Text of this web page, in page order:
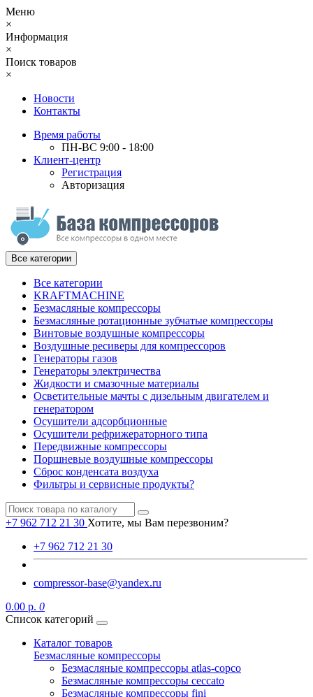
Меню
×
Информация
×
Поиск товаров
×
Новости
Контакты
Время работы
ПН-ВС 9:00 - 18:00
Клиент-центр
Регистрация
Авторизация
Все категории
Все категории
KRAFTMACHINE
Безмасляные компрессоры
Безмасляные ротационные зубчатые компрессоры
Винтовые воздушные компрессоры
Воздушные ресиверы для компрессоров
Генераторы газов
Генераторы электричества
Жидкости и смазочные материалы
Осветительные мачты с дизельным двигателем и
генератором
Осушители адсорбционные
Осушители рефрижераторного типа
Передвижные компрессоры
Поршневые воздушные компрессоры
Сброс конденсата воздуха
Фильтры и сервисные продукты?
+7 962 712 21 30 Хотите, мы Вам перезвоним?
+7 962 712 21 30
compressor-base@yandex.ru
0.00 р. 0
Список категорий
Каталог товаров
Безмасляные компрессоры
Безмасляные компрессоры atlas-copco
Безмасляные компрессоры ceccato
Безмасляные компрессоры fini